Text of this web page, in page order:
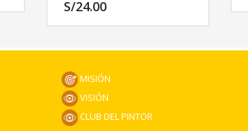
S/24.00
MISIÓN
VISIÓN
CLUB DEL PINTOR